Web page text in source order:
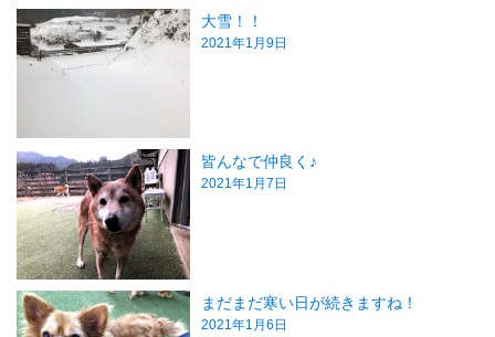
大雪！！
2021年1月9日
皆んなで仲良く♪
2021年1月7日
まだまだ寒い日が続きますね！
2021年1月6日